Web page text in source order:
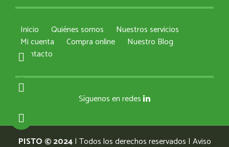
Inicio Quiénes somos
Nuestros servicios
Mi cuenta
Compra online
Nuestro Blog
Contacto
Síguenos en redes
PISTO © 2024| Todos los derechos reservados | Aviso